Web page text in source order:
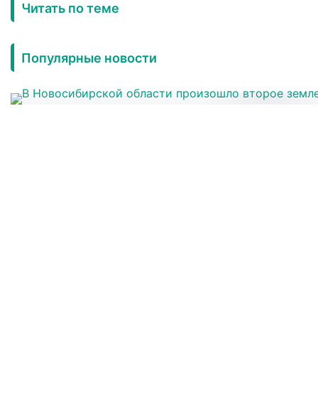
Читать по теме
Популярные новости